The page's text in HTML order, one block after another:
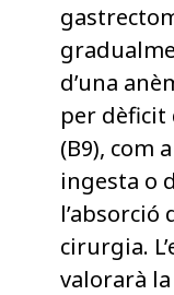
d’una
per dèficit
(B9), com
ingesta o
l’absorció
cirurgia.
valorarà